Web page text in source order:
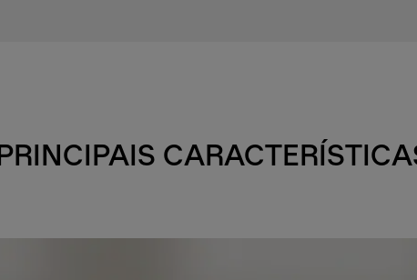
PRINCIPAIS